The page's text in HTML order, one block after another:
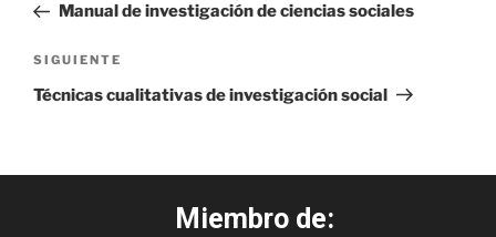
Manual de investigación de ciencias sociales
SIGUIENTE
Técnicas cualitativas de investigación social
Miembro de: